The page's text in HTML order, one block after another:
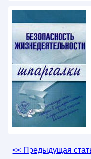
<< Предыдущая